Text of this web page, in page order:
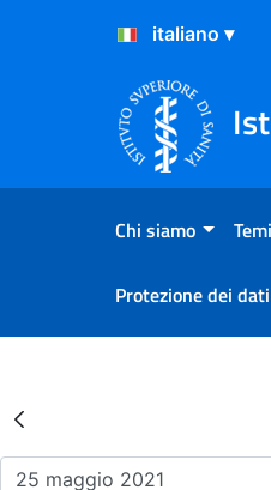
Salta al Contenuto
Salta al Footer
Chi siamo Temi
Protezione dei dati
Risultati della